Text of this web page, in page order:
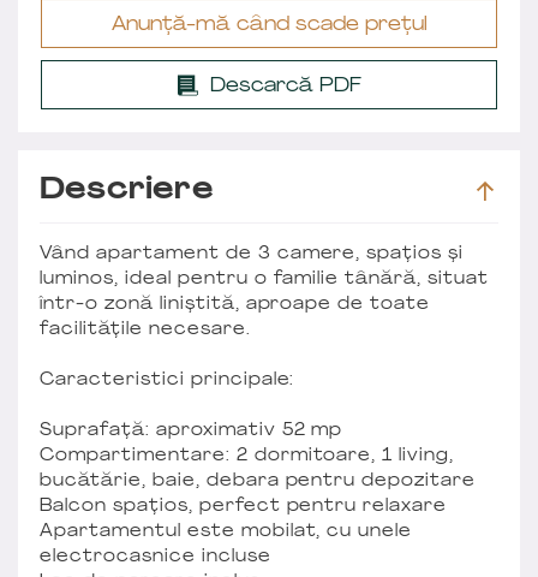
Anunță-mă când scade prețul
Descarcă PDF
Descriere
Vând apartament de 3 camere, spațios și
luminos, ideal pentru o familie tânără, situat
într-o zonă liniștită, aproape de toate
facilitățile necesare.
Caracteristici principale:
Suprafață: aproximativ 52 mp
Compartimentare: 2 dormitoare, 1 living,
bucătărie, baie, debara pentru depozitare
Balcon spațios, perfect pentru relaxare
Apartamentul este mobilat, cu unele
electrocasnice incluse